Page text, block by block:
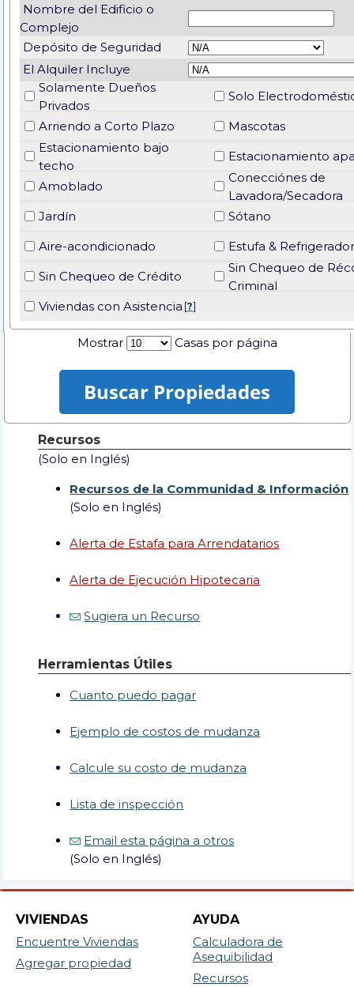
Nombre del Edificio o
Complejo
Depósito de Seguridad
El Alquiler Incluye
Solamente Dueños
Privados
Solo
Arriendo a Corto Plazo
Mascotas
Estacionamiento bajo
techo
Estacionamiento
Amoblado
Conecciónes de
Lavadora/Secadora
Jardín
Sótano
Aire-acondicionado
Estufa & Refrigerador
Sin Chequeo de Crédito
Sin Chequeo de
Criminal
Viviendas con Asistencia [?]
Mostrar Casas por página
Recursos
(Solo en Inglés)
Recursos de la Communidad & Información
(Solo en Inglés)
Alerta de Estafa para Arrendatarios
Alerta de Ejecución Hipotecaria
Sugiera un Recurso
Herramientas Útiles
Cuanto puedo pagar
Ejemplo de costos de mudanza
Calcule su costo de mudanza
Lista de inspección
Email esta página a otros
(Solo en Inglés)
VIVIENDAS
Encuentre Viviendas
Agregar propiedad
AYUDA
Calculadora de
Asequibilidad
Recursos